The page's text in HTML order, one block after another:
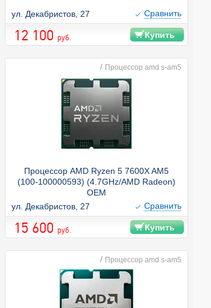
ул. Декабристов, 27 Cравнить
12 100 руб. Купить
/ Процессор amd s-am5
Процессор AMD Ryzen 5 7600X AM5
(100-100000593) (4.7GHz/AMD Radeon)
OEM
ул. Декабристов, 27
Cравнить
15 600 руб. Купить
/ Процессор amd s-am5